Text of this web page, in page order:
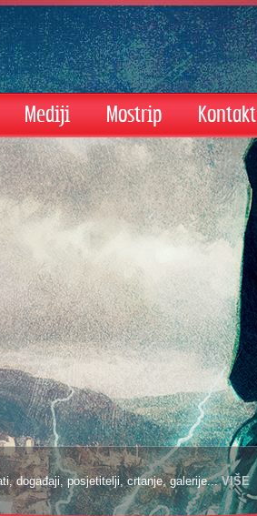
Mediji Mostrip Kontakt
događaji, posjetitelji, crtanje, galerije...VIŠE